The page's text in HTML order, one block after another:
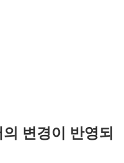
변경이 반영되